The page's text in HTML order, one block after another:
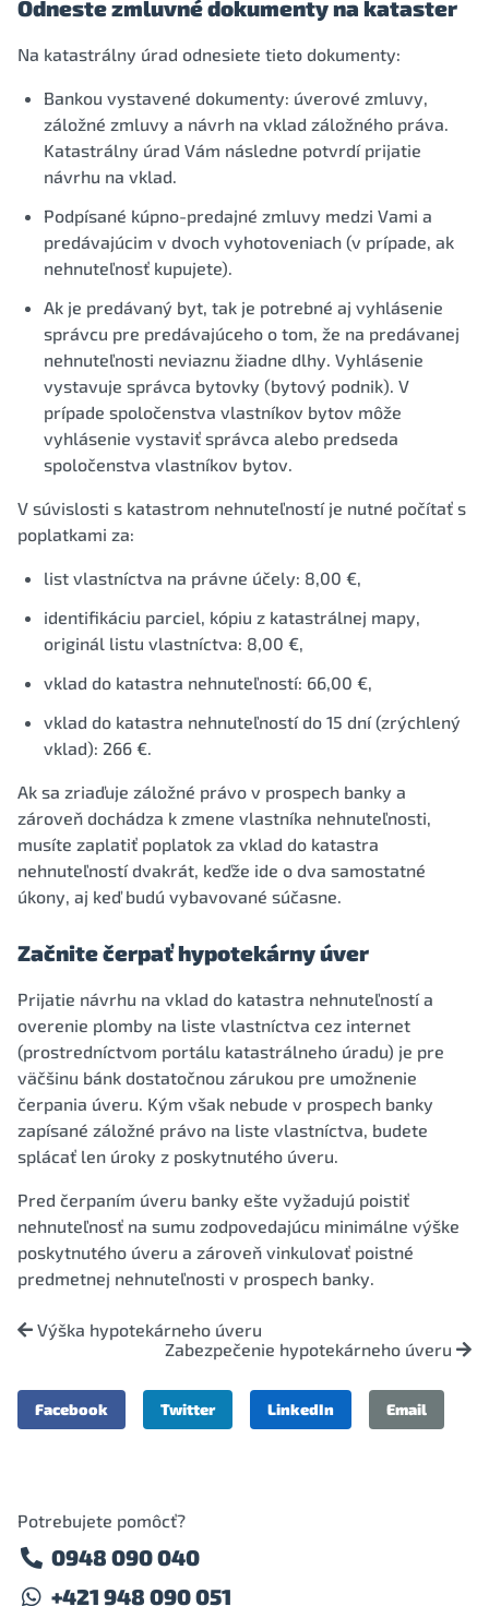
Odneste zmluvné dokumenty na kataster
Na katastrálny úrad odnesiete tieto dokumenty:
Bankou vystavené dokumenty: úverové zmluvy,
záložné zmluvy a návrh na vklad záložného práva.
Katastrálny úrad Vám následne potvrdí prijatie
návrhu na vklad.
Podpísané kúpno-predajné zmluvy medzi Vami a
predávajúcim v dvoch vyhotoveniach (v prípade, ak
nehnuteľnosť kupujete).
Ak je predávaný byt, tak je potrebné aj vyhlásenie
správcu pre predávajúceho o tom, že na predávanej
nehnuteľnosti neviaznu žiadne dlhy. Vyhlásenie
vystavuje správca bytovky (bytový podnik). V
prípade spoločenstva vlastníkov bytov môže
vyhlásenie vystaviť správca alebo predseda
spoločenstva vlastníkov bytov.
V súvislosti s katastrom nehnuteľností je nutné počítať s
poplatkami za:
list vlastníctva na právne účely: 8,00 €,
identifikáciu parciel, kópiu z katastrálnej mapy,
originál listu vlastníctva: 8,00 €,
vklad do katastra nehnuteľností: 66,00 €,
vklad do katastra nehnuteľností do 15 dní (zrýchlený
vklad): 266 €.
Ak sa zriaďuje záložné právo v prospech banky a
zároveň dochádza k zmene vlastníka nehnuteľnosti,
musíte zaplatiť poplatok za vklad do katastra
nehnuteľností dvakrát, keďže ide o dva samostatné
úkony, aj keď budú vybavované súčasne.
Začnite čerpať hypotekárny úver
Prijatie návrhu na vklad do katastra nehnuteľností a
overenie plomby na liste vlastníctva cez internet
(prostredníctvom portálu katastrálneho úradu) je pre
väčšinu bánk dostatočnou zárukou pre umožnenie
čerpania úveru. Kým však nebude v prospech banky
zapísané záložné právo na liste vlastníctva, budete
splácať len úroky z poskytnutého úveru.
Pred čerpaním úveru banky ešte vyžadujú poistiť
nehnuteľnosť na sumu zodpovedajúcu minimálne výške
poskytnutého úveru a zároveň vinkulovať poistné
predmetnej nehnuteľnosti v prospech banky.
Výška hypotekárneho úveru
Zabezpečenie hypotekárneho úveru
Facebook Twitter LinkedIn Email
Potrebujete pomôcť?
0948 090 040
+421 948 090 051